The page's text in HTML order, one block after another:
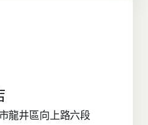
龍井區向上路六段